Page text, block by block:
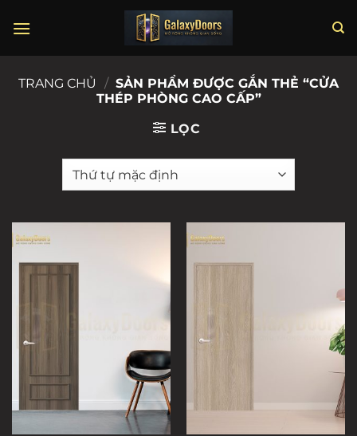
đến
TRANG CHỦ
/ SẢN PHẨM ĐƯỢC GẮN THẺ “CỬA
THÉP PHÒNG CAO CẤP”
LỌC